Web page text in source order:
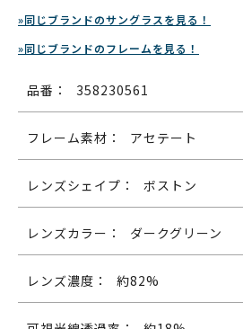
»同じブランドのサングラスを見る！
»同じブランドのフレームを見る！
品番： 358230561
フレーム素材： アセテート
レンズシェイプ： ボストン
レンズカラー： ダークグリーン
レンズ濃度： 約82%